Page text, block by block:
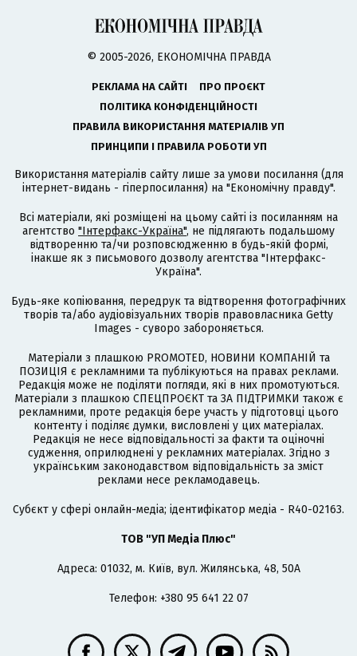
© 2005-2026, ЕКОНОМІЧНА ПРАВДА
РЕКЛАМА НА САЙТІ
ПРО ПРОЄКТ
ПОЛІТИКА КОНФІДЕНЦІЙНОСТІ
ПРАВИЛА ВИКОРИСТАННЯ МАТЕРІАЛІВ УП
ПРИНЦИПИ І ПРАВИЛА РОБОТИ УП
Використання матеріалів сайту лише за умови посилання (для
інтернет-видань - гіперпосилання) на "Економічну правду".
Всі матеріали, які розміщені на цьому сайті із посиланням на
агентство "Інтерфакс-Україна", не підлягають подальшому
відтворенню та/чи розповсюдженню в будь-якій формі,
інакше як з письмового дозволу агентства "Інтерфакс-
Україна".
Будь-яке копіювання, передрук та відтворення фотографічних
творів та/або аудіовізуальних творів правовласника Getty
Images - суворо забороняється.
Матеріали з плашкою PROMOTED, НОВИНИ КОМПАНІЙ та
ПОЗИЦІЯ є рекламними та публікуються на правах реклами.
Редакція може не поділяти погляди, які в них промотуються.
Матеріали з плашкою СПЕЦПРОЄКТ та ЗА ПІДТРИМКИ також є
рекламними, проте редакція бере участь у підготовці цього
контенту і поділяє думки, висловлені у цих матеріалах.
Редакція не несе відповідальності за факти та оціночні
судження, оприлюднені у рекламних матеріалах. Згідно з
українським законодавством відповідальність за зміст
реклами несе рекламодавець.
Cубєкт у сфері онлайн-медіа; ідентифікатор медіа - R40-02163.
ТОВ "УП Медіа Плюс"
Адреса: 01032, м. Київ, вул. Жилянська, 48, 50А
Телефон: +380 95 641 22 07